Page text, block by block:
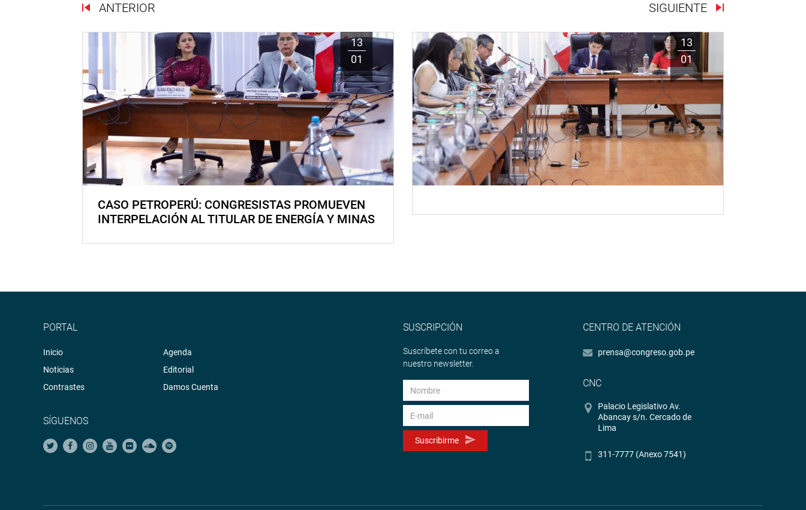
ANTERIOR SIGUIENTE
13
01
CASO PETROPERÚ: CONGRESISTAS PROMUEVEN
INTERPELACIÓN AL TITULAR DE ENERGÍA Y MINAS
13
01
PORTAL
Inicio
Noticias
Contrastes
Agenda
Editorial
Damos Cuenta
SÍGUENOS
SUSCRIPCIÓN
Suscríbete con tu correo a
nuestro newsletter.
Suscribirme
CENTRO DE ATENCIÓN
prensa@congreso.gob.pe
CNC
Palacio Legislativo Av.
Abancay s/n. Cercado de
Lima
311-7777 (Anexo 7541)